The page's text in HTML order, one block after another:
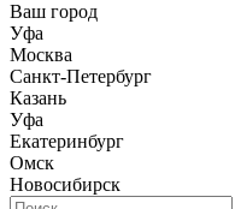
Ваш город
Уфа
Москва
Санкт-Петербург
Казань
Уфа
Екатеринбург
Омск
Новосибирск